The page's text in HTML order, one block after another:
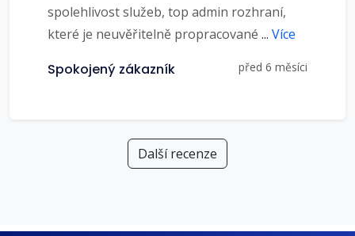
spolehlivost služeb, top admin rozhraní,
které je neuvěřitelně propracované ... Více
Spokojený zákazník před 6 měsíci
Další recenze